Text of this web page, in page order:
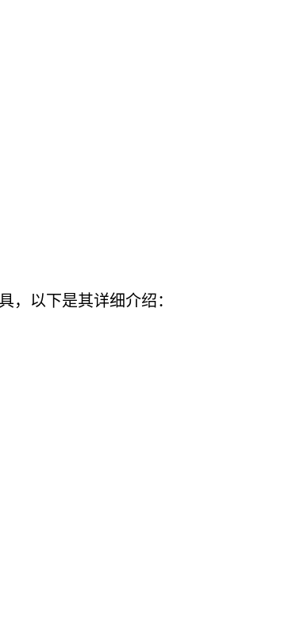
，以下是其详细介绍：